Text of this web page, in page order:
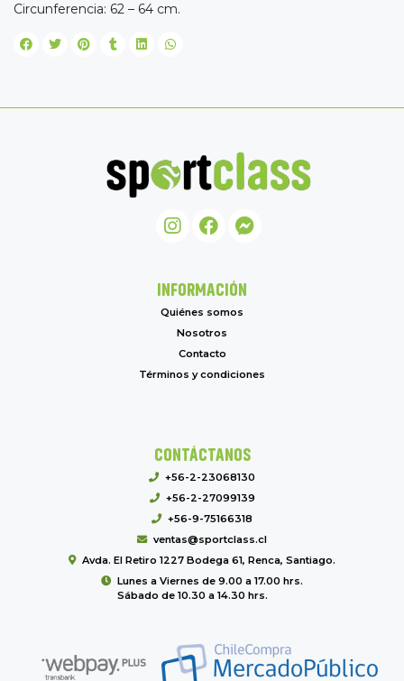
Circunferencia: 62 – 64 cm.
INFORMACIÓN
Quiénes somos
Nosotros
Contacto
Términos y condiciones
CONTÁCTANOS
+56-2-23068130
+56-2-27099139
+56-9-75166318
ventas@sportclass.cl
Avda. El Retiro 1227 Bodega 61, Renca, Santiago.
Lunes a Viernes de 9.00 a 17.00 hrs.
Sábado de 10.30 a 14.30 hrs.